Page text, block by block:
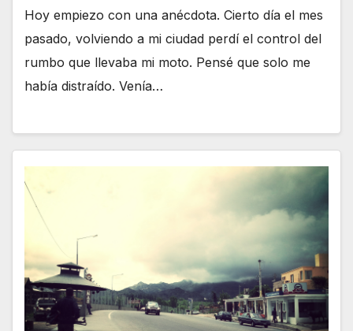
Hoy empiezo con una anécdota. Cierto día el mes
pasado, volviendo a mi ciudad perdí el control del
rumbo que llevaba mi moto. Pensé que solo me
había distraído. Venía…